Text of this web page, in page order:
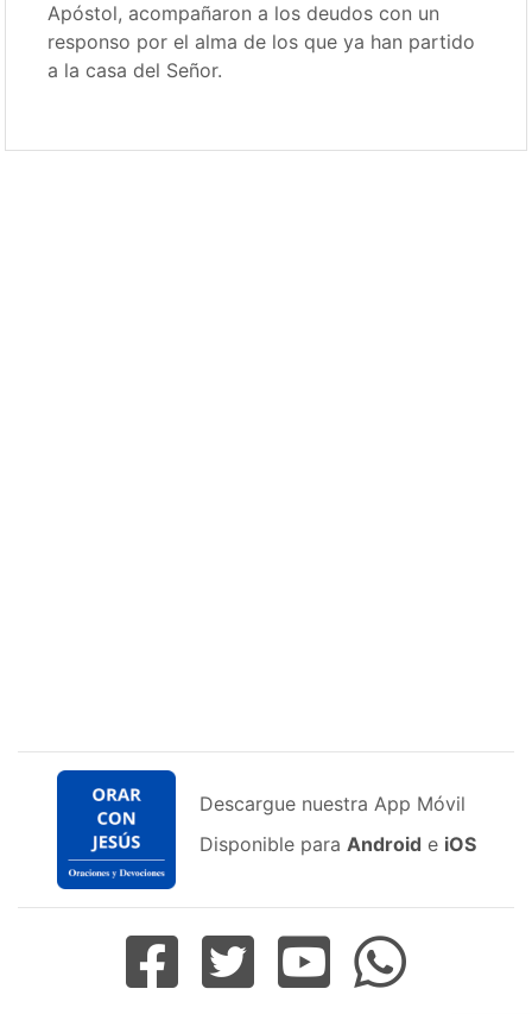
Apóstol, acompañaron a los deudos con un
responso por el alma de los que ya han partido
a la casa del Señor.
Descargue nuestra App Móvil
Disponible para Android e iOS